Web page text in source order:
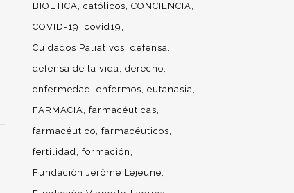
BIOETICA católicos CONCIENCIA
COVID-19
covid19
Cuidados Paliativos defensa
defensa de la vida derecho
enfermedad enfermos eutanasia
FARMACIA farmacéuticas
farmacéutico farmacéuticos
fertilidad formación
Fundación Jerôme Lejeune